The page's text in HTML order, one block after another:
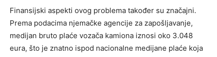
Finansijski aspekti ovog problema također su značajni.
Prema podacima njemačke agencije za zapošljavanje,
medijan bruto plaće vozača kamiona iznosi oko 3.048
eura, što je znatno ispod nacionalne medijane plaće koja